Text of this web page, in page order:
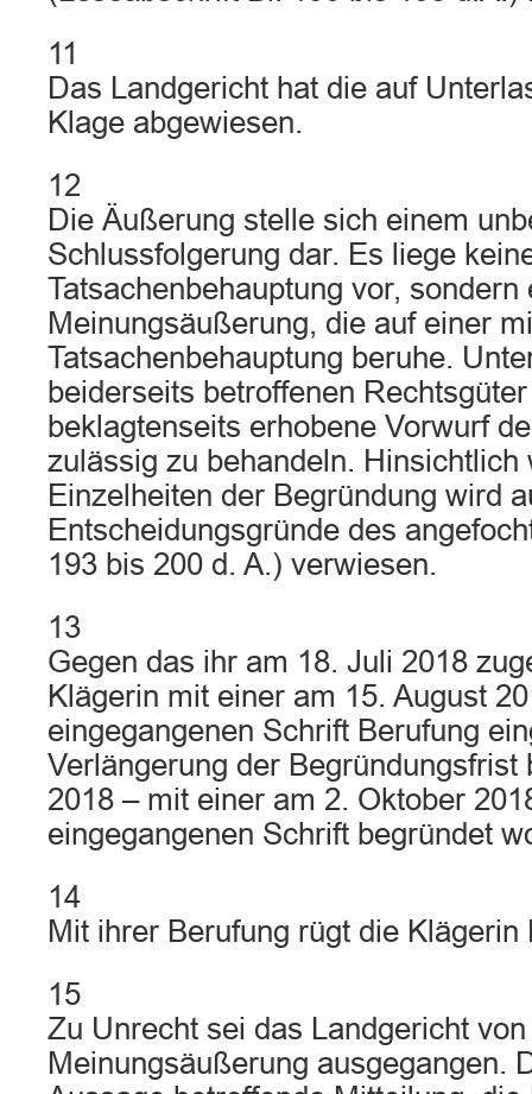
11
Das Landgericht hat die auf
Klage abgewiesen.
12
Die Äußerung stelle sich einem
Schlussfolgerung dar. Es liege
Tatsachenbehauptung vor, sondern
Meinungsäußerung, die auf einer
Tatsachenbehauptung beruhe.
beiderseits betroffenen
beklagtenseits erhobene Vorwurf
zulässig zu behandeln. Hinsichtlich
Einzelheiten der Begründung wird
Entscheidungsgründe des
193 bis 200 d. A.) verwiesen.
13
Gegen das ihr am 18. Juli 2018
Klägerin mit einer am 15. August
eingegangenen Schrift Berufung
Verlängerung der Begründungsfrist
2018 – mit einer am 2. Oktober
eingegangenen Schrift begründet
14
Mit ihrer Berufung rügt die Klägerin
15
Zu Unrecht sei das Landgericht
Meinungsäußerung ausgegangen.